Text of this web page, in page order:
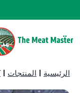
الرئيسية المنتجات